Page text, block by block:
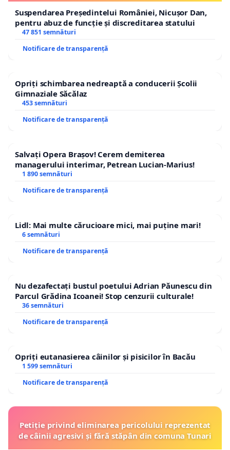
Suspendarea Președintelui României, Nicușor Dan,
pentru abuz de funcție și discreditarea statului
47 851 semnături
Notificare de transparență
Opriți schimbarea nedreaptă a conducerii Școlii
Gimnaziale Săcălaz
453 semnături
Notificare de transparență
Salvați Opera Brașov! Cerem demiterea
managerului interimar, Petrean Lucian-Marius!
1 890 semnături
Notificare de transparență
Lidl: Mai multe cărucioare mici, mai puține mari!
6 semnături
Notificare de transparență
Nu dezafectați bustul poetului Adrian Păunescu din
Parcul Grădina Icoanei! Stop cenzurii culturale!
36 semnături
Notificare de transparență
Opriți eutanasierea câinilor și pisicilor în Bacău
1 599 semnături
Notificare de transparență
Petiție privind eliminarea pericolului reprezentat
de câinii agresivi și fără stăpân din comuna Tunari